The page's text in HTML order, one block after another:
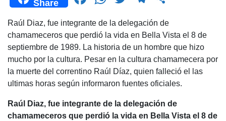
Share
c
e
b
o
k
at
s
A
p
tt
er
el
e
gr
a
m
m
p
ar
tir
Raúl Diaz, fue integrante de la delegación de
chamameceros que perdió la vida en Bella Vista el 8 de
septiembre de 1989. La historia de un hombre que hizo
mucho por la cultura. Pesar en la cultura chamamecera por
la muerte del correntino Raúl Díaz, quien falleció el las
ultimas horas según informaron fuentes oficiales.
Raúl Diaz, fue integrante de la delegación de
chamameceros que perdió la vida en Bella Vista el 8 de